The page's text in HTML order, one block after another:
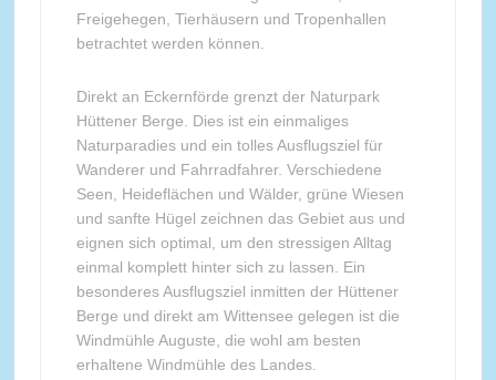
Freigehegen, Tierhäusern und Tropenhallen
betrachtet werden können.
Direkt an Eckernförde grenzt der Naturpark
Hüttener Berge. Dies ist ein einmaliges
Naturparadies und ein tolles Ausflugsziel für
Wanderer und Fahrradfahrer. Verschiedene
Seen, Heideflächen und Wälder, grüne Wiesen
und sanfte Hügel zeichnen das Gebiet aus und
eignen sich optimal, um den stressigen Alltag
einmal komplett hinter sich zu lassen. Ein
besonderes Ausflugsziel inmitten der Hüttener
Berge und direkt am Wittensee gelegen ist die
Windmühle Auguste, die wohl am besten
erhaltene Windmühle des Landes.